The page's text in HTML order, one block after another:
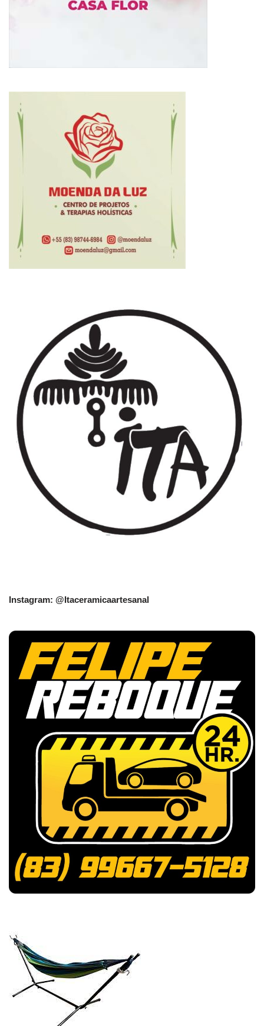
Instagram: @Itaceramicaartesanal